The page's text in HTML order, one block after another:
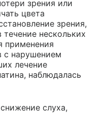
зрения или
цвета
зрения,
нескольких
применения
с нарушением
лечение
наблюдалась
снижение слуха,